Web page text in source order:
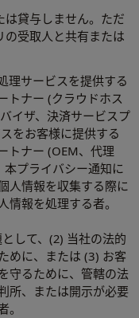
は貸与しません。ただ
の受取人と共有または
理サービスを提供する
トナー (クラウドホス
イザ、決済サービスプ
をお客様に提供する
トナー (OEM、代理
プライバシー通知に
人情報を収集する際に
報を処理する者。
して、(2) 当社の法的
めに、または (3) お客
守るために、管轄の法
所、または開示が必要